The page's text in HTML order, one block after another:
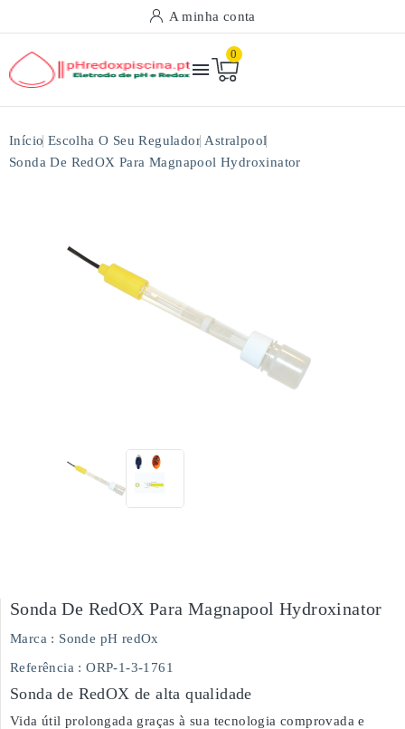
A minha conta

0
Início Escolha O Seu Regulador Astralpool
Sonda De RedOX Para Magnapool Hydroxinator
Sonda De RedOX Para Magnapool Hydroxinator
Marca : Sonde pH redOx
Referência : ORP-1-3-1761
Sonda de RedOX de alta qualidade
Vida útil prolongada graças à sua tecnologia comprovada e